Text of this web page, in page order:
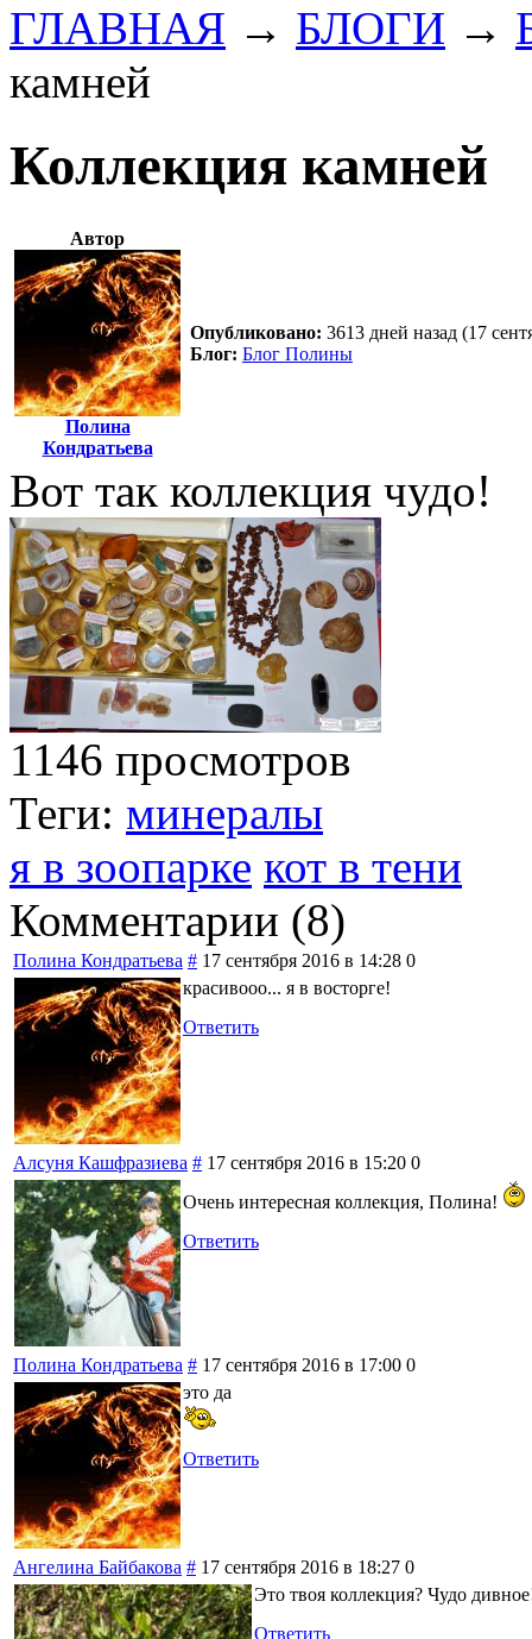
ГЛАВНАЯ → БЛОГИ →
камней
Коллекция камней
Автор
Полина
Кондратьева
Опубликовано: 3613 дней назад (17
Блог: Блог Полины
Вот так коллекция чудо!
1146 просмотров
Теги: минералы
я в зоопарке кот в тени
Комментарии (8)
Полина Кондратьева # 17 сентября 2016 в 14:28 0
красивооо... я в восторге!
Ответить
Алсуня Кашфразиева # 17 сентября 2016 в 15:20 0
Очень интересная коллекция, Полина!
Ответить
Полина Кондратьева # 17 сентября 2016 в 17:00 0
это да
Ответить
Ангелина Байбакова # 17 сентября 2016 в 18:27 0
Это твоя коллекция? Чудо
Ответить